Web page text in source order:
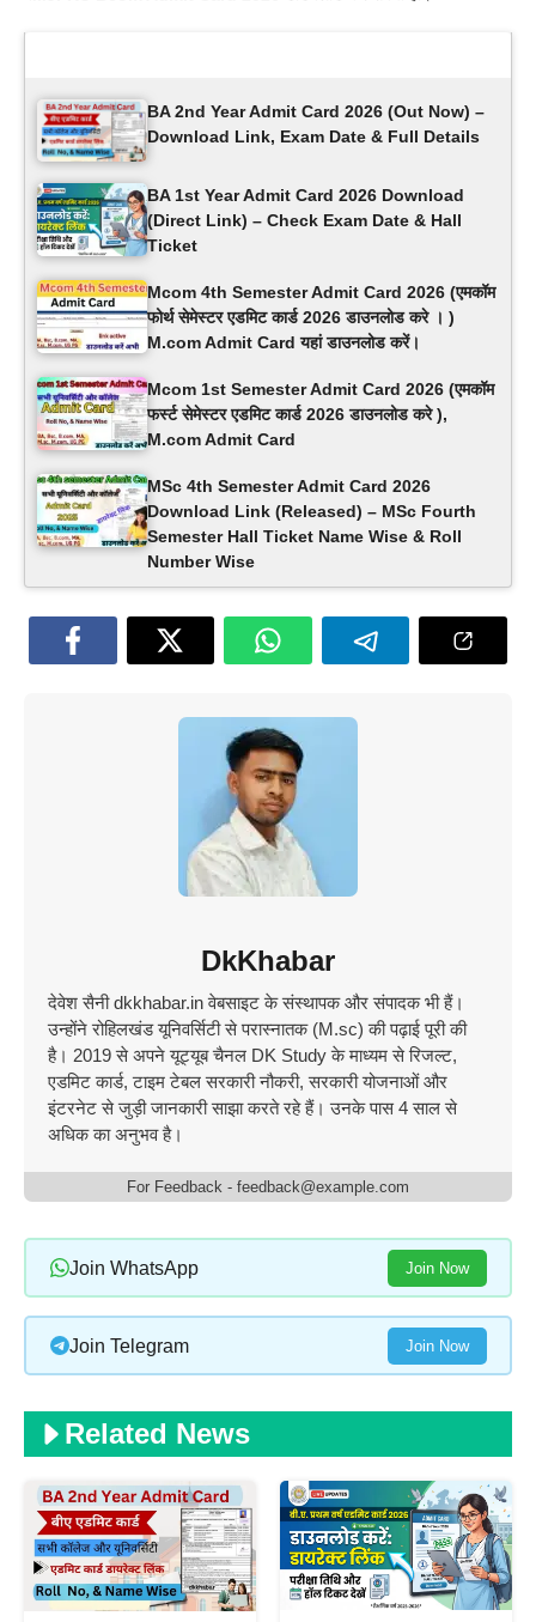
BA 2nd Year Admit Card 2026 (Out Now) –
Download Link, Exam Date & Full Details
BA 1st Year Admit Card 2026 Download
(Direct Link) – Check Exam Date & Hall
Ticket
Mcom 4th Semester Admit Card 2026 (एमकॉम
फोर्थ सेमेस्टर एडमिट कार्ड 2026 डाउनलोड करे । )
M.com Admit Card यहां डाउनलोड करें।
Mcom 1st Semester Admit Card 2026 (एमकॉम
फर्स्ट सेमेस्टर एडमिट कार्ड 2026 डाउनलोड करे ),
M.com Admit Card
MSc 4th Semester Admit Card 2026
Download Link (Released) – MSc Fourth
Semester Hall Ticket Name Wise & Roll
Number Wise
DkKhabar
देवेश सैनी dkkhabar.in वेबसाइट के संस्थापक और संपादक भी हैं।
उन्होंने रोहिलखंड यूनिवर्सिटी से परास्नातक (M.sc) की पढ़ाई पूरी की
है। 2019 से अपने यूट्यूब चैनल DK Study के माध्यम से रिजल्ट,
एडमिट कार्ड, टाइम टेबल सरकारी नौकरी, सरकारी योजनाओं और
इंटरनेट से जुड़ी जानकारी साझा करते रहे हैं। उनके पास 4 साल से
अधिक का अनुभव है।
For Feedback - feedback@example.com
Join WhatsApp Join Now
Join Telegram Join Now
Related News